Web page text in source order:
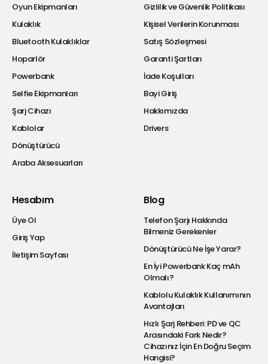
Oyun Ekipmanları
Kulaklık
Bluetooth Kulaklıklar
Hoparlör
Powerbank
Selfie Ekipmanları
Şarj Cihazı
Kablolar
Dönüştürücü
Araba Aksesuarları
Gizlilik ve Güvenlik Politikası
Kişisel Verilerin Korunması
Satış Sözleşmesi
Garanti Şartları
İade Koşulları
Bayi Giriş
Hakkımızda
Drivers
Hesabım
Üye Ol
Giriş Yap
İletişim Sayfası
Blog
Telefon Şarjı Hakkında
Bilmeniz Gerekenler
Dönüştürücü Ne İşe Yarar?
En İyi Powerbank Kaç mAh
Olmalı?
Kablolu Kulaklık Kullanımının
Avantajları
Hızlı Şarj Rehberi: PD ve QC
Arasındaki Fark Nedir?
Cihazınız İçin En Doğru Seçim
Hangisi?